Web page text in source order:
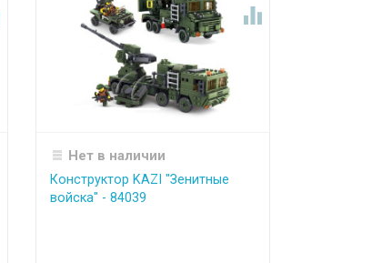

Нет в наличии
Конструктор KAZI "Зенитные
войска" - 84039